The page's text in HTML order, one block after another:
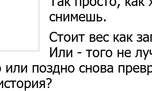
снимешь.
Стоит вес как
Или - того не
или поздно снова